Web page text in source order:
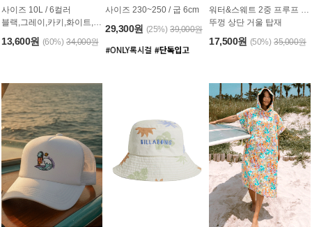
사이즈 10L / 6컬러
블랙,그레이,카키,화이트,옐로우,핑크
13,600원 (60%) 34,000원
사이즈 230~250 / 굽 6cm
29,300원 (25%) 39,000원
워터&스웨트 2중 프루프 / SPF 50+
뚜껑 상단 거울 탑재
17,500원 (50%) 35,000원